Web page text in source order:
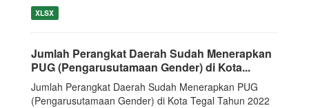
XLSX
Jumlah Perangkat Daerah Sudah Menerapkan
PUG (Pengarusutamaan Gender) di Kota...
Jumlah Perangkat Daerah Sudah Menerapkan PUG
(Pengarusutamaan Gender) di Kota Tegal Tahun 2022